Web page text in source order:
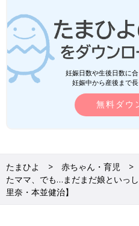
妊娠日数や生後日数に
妊娠中から産後まで
無料ダウ
たまひよ 赤ちゃん・育児
たママ、でも…まだまだ娘といっ
里奈・本並健治】